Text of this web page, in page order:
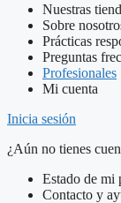
Nuestras
Sobre
Prácticas
Preguntas
Profesionales
Mi cuenta
Inicia sesión
¿Aún no tienes
Estado de mi
Contacto y